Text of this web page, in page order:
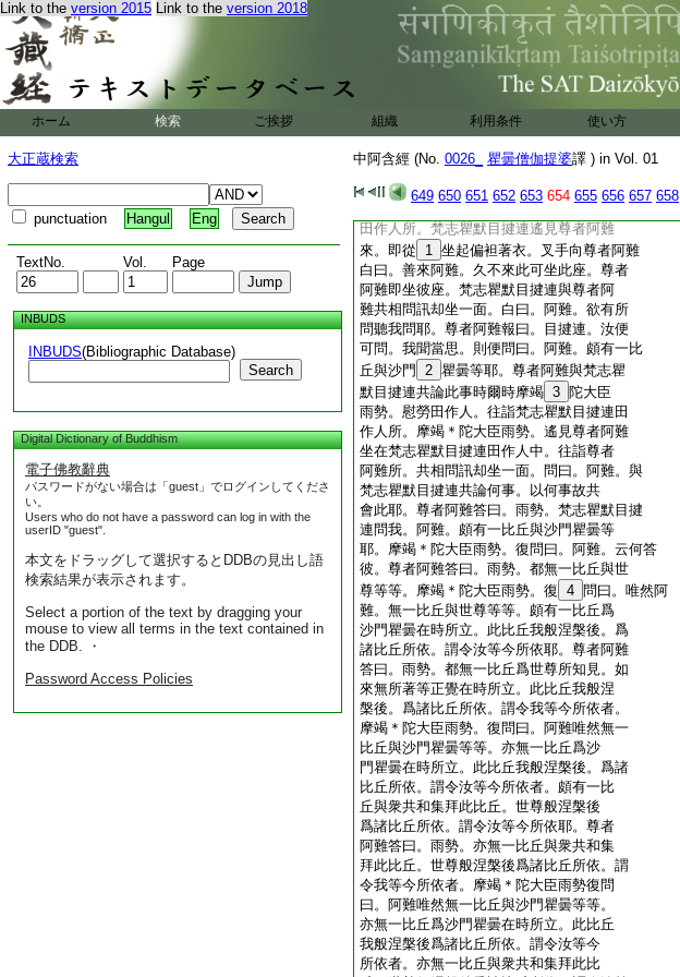
Link to the version 2015 Link to the version 2018
ホーム 検索 ご挨拶 組織 利用条件 使い方
大正蔵検索
punctuation Hangul Eng
TextNo. Vol. Page
INBUDS
INBUDS(Bibliographic Database)
Search
Digital Dictionary of Buddhism
電子佛教辭典
パスワードがない場合は「guest」でログインしてくださ
い。
Users who do not have a password can log in with the
userID "guest".
本文をドラッグして選択するとDDBの見出し語
検索結果が表示されます。
Select a portion of the text by dragging your
mouse to view all terms in the text contained in
the DDB. ・
Password Access Policies
中阿含經 (No. 0026_ 瞿曇僧伽提婆譯 ) in Vol. 01
649 650 651 652 653 654 655 656 657 658
(一四五) 梵志品 19 瞿默目揵連經第四 20 第三念
我聞如是。一時佛般涅槃後不久。尊者
21
阿
王舍城。爾時 23 摩竭陀大臣 24 雨勢治
王舍城。爲防跋耆故。於是摩竭陀大臣雨
勢。遣
瞿默目揵連田作人。往至竹林
哆園。爾時尊者阿難過夜平旦著衣持鉢爲
乞食故
27
入王舍城。於是尊者阿難作是念。
且置王舍城乞食。我寧可往詣瞿默目揵連
田作人所。梵志瞿默目揵連遙見尊者阿難
來。即從
1 坐起偏袒著衣。叉手向尊者阿難
白曰。善來阿難。久不來此可坐此座。尊者
阿難即坐彼座。梵志瞿默目揵連與尊者阿
難共相問訊却坐一面。白曰。阿難。欲有所
問聽我問耶。尊者阿難報曰。目揵連。汝便
可問。我聞當思。則便問曰。阿難。頗有一比
丘與沙門
2 瞿曇等耶。尊者阿難與梵志瞿
默目揵連共論此事時爾時摩竭 3 陀大臣
雨勢。慰勞田作人。往詣梵志瞿默目揵連田
作人所。摩竭＊陀大臣雨勢。遙見尊者阿難
坐在梵志瞿默目揵連田作人中。往詣尊者
阿難所。共相問訊却坐一面。問曰。阿難。與
梵志瞿默目揵連共論何事。以何事故共
會此耶。尊者阿難答曰。雨勢。梵志瞿默目揵
連問我。阿難。頗有一比丘與沙門瞿曇等
耶。摩竭＊陀大臣雨勢。復問曰。阿難。云何答
彼。尊者阿難答曰。雨勢。都無一比丘與世
尊等等。摩竭＊陀大臣雨勢。復 4 問曰。唯然阿
難。無一比丘與世尊等等。頗有一比丘爲
沙門瞿曇在時所立。此比丘我般涅槃後。爲
諸比丘所依。謂令汝等今所依耶。尊者阿難
答曰。雨勢。都無一比丘爲世尊所知見。如
來無所著等正覺在時所立。此比丘我般涅
槃後。爲諸比丘所依。謂令我等今所依者。
摩竭＊陀大臣雨勢。復問曰。阿難唯然無一
比丘與沙門瞿曇等等。亦無一比丘爲沙
門瞿曇在時所立。此比丘我般涅槃後。爲諸
比丘所依。謂令汝等今所依者。頗有一比
丘與衆共和集拜此比丘。世尊般涅槃後
爲諸比丘所依。謂令汝等今所依耶。尊者
阿難答曰。雨勢。亦無一比丘與衆共和集
拜此比丘。世尊般涅槃後爲諸比丘所依。謂
令我等今所依者。摩竭＊陀大臣雨勢復問
曰。阿難唯然無一比丘與沙門瞿曇等等。
亦無一比丘爲沙門瞿曇在時所立。此比丘
我般涅槃後爲諸比丘所依。謂令汝等今
所依者。亦無一比丘與衆共和集拜此比